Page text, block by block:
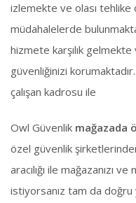
izlemekte ve olası tehlike
müdahalelerde
hizmete karşılık
güvenliğinizi
çalışan kadrosu ile
Owl Güvenlik mağazada
özel güvenlik
aracılığı ile mağazanızı
istiyorsanız tam da